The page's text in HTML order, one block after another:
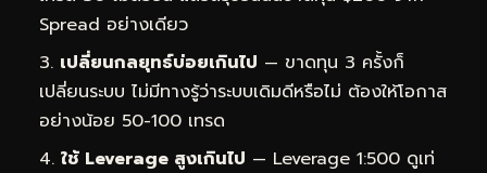
Spread อย่างเดียว
เปลี่ยนกลยุทธ์บ่อยเกินไป — ขาดทุน 3 ครั้งก็
เปลี่ยนระบบ ไม่มีทางรู้ว่าระบบเดิมดีหรือไม่ ต้องให้โอกาส
อย่างน้อย 50-100 เทรด
ใช้ Leverage สูงเกินไป — Leverage 1:500 ดูเท่